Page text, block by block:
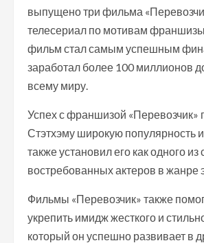
выпущено три фильма
телесериал по мотивам
фильм стал самым успешным
заработал более 100 миллионов
всему миру.
Успех с франшизой «Перевозчик»
Стэтхэму широкую популярность
также установил его как одного
востребованных актеров в жанре
Фильмы «Перевозчик» также
укрепить имидж жесткого и
который он успешно развивает в